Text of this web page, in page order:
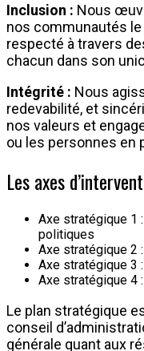
Inclusion : Nous
nos communautés
respecté à travers
chacun dans son
Intégrité : Nous
redevabilité, et
nos valeurs et
ou les personnes en
Les axes
Axe stratégique 1
politiques
Axe stratégique 2
Axe stratégique 3
Axe stratégique 4
Le plan stratégique
conseil
générale quant aux